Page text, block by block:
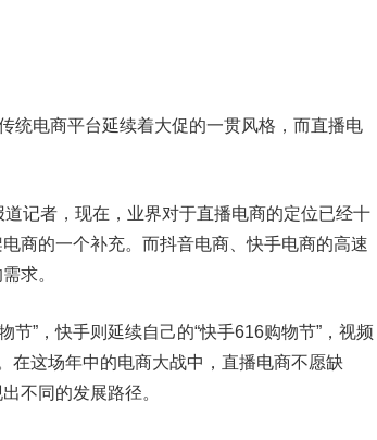
电商平台延续着大促的一贯风格，而直播电
者，现在，业界对于直播电商的定位已经十
商的一个补充。而抖音电商、快手电商的高速
求。
”，快手则延续自己的“快手616购物节”，视频
在这场年中的电商大战中，直播电商不愿缺
不同的发展路径。